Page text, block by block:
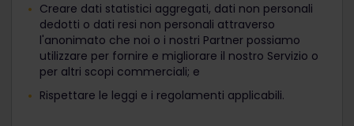
Creare dati statistici aggregati, dati non personali
dedotti o dati resi non personali attraverso
l'anonimato che noi o i nostri Partner possiamo
utilizzare per fornire e migliorare il nostro Servizio o
per altri scopi commerciali; e
Rispettare le leggi e i regolamenti applicabili.